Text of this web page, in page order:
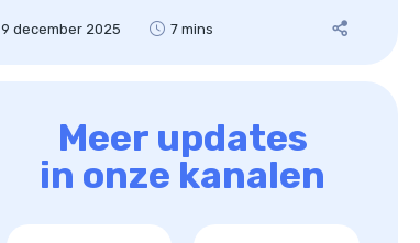
9 december 2025 7 mins
Meer updates
in onze kanalen